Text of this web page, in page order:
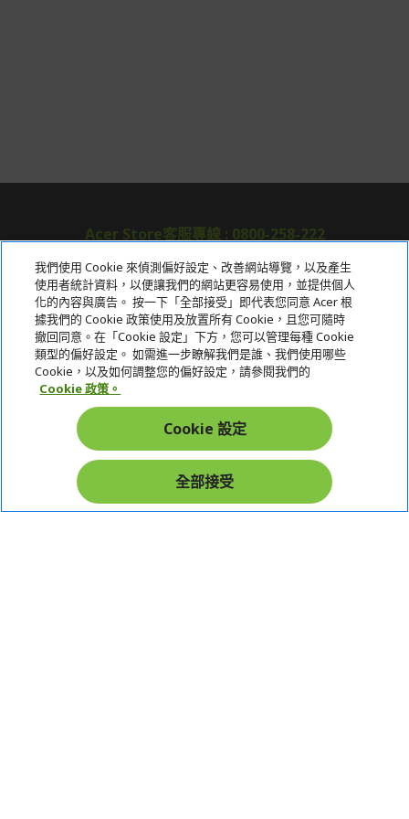
Acer Store客服專線 : 0800-258-222
關於宏碁
服務
宏碁網路商城
在社群上追蹤 Acer
我們使用 Cookie 來偵測偏好設定、改善網站導覽，以及產生
使用者統計資料，以便讓我們的網站更容易使用，並提供個人
化的內容與廣告。 按一下「全部接受」即代表您同意 Acer 根
據我們的 Cookie 政策使用及放置所有 Cookie，且您可隨時
撤回同意。在「Cookie 設定」下方，您可以管理每種 Cookie
類型的偏好設定。 如需進一步瞭解我們是誰、我們使用哪些
Cookie，以及如何調整您的偏好設定，請參閱我們的
Cookie 政策。
Cookie 設定
全部接受